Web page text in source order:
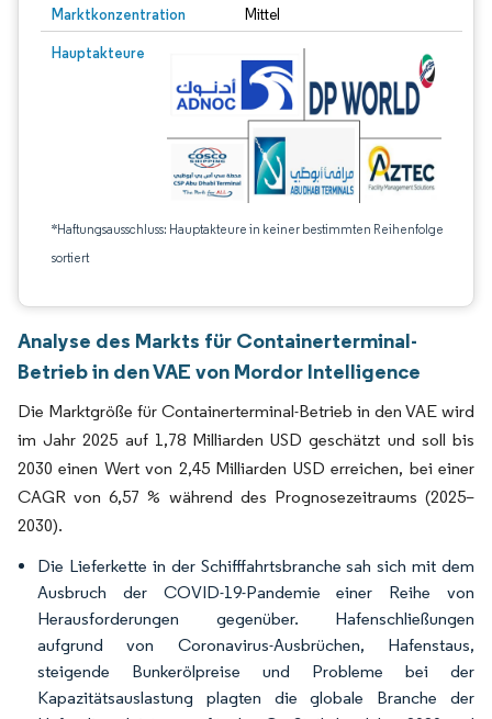
Marktkonzentration Mittel
Hauptakteure
*Haftungsausschluss: Hauptakteure in keiner bestimmten Reihenfolge
sortiert
Analyse des Markts für Containerterminal-
Betrieb in den VAE von Mordor Intelligence
Die Marktgröße für Containerterminal-Betrieb in den VAE wird
im Jahr 2025 auf 1,78 Milliarden USD geschätzt und soll bis
2030 einen Wert von 2,45 Milliarden USD erreichen, bei einer
CAGR von 6,57 % während des Prognosezeitraums (2025–
2030).
Die Lieferkette in der Schifffahrtsbranche sah sich mit dem
Ausbruch der COVID-19-Pandemie einer Reihe von
Herausforderungen gegenüber. Hafenschließungen
aufgrund von Coronavirus-Ausbrüchen, Hafenstaus,
steigende Bunkerölpreise und Probleme bei der
Kapazitätsauslastung plagten die globale Branche der